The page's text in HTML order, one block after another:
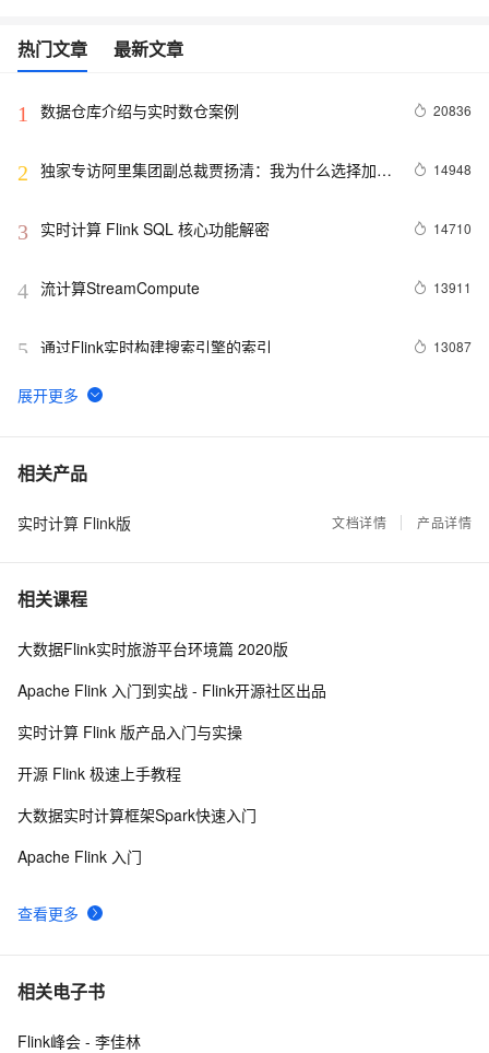
热门文章 最新文章
1 数据仓库介绍与实时数仓案例 20836
2 独家专访阿里集团副总裁贾扬清：我为什么选择加入
14948
3 实时计算 Flink SQL 核心功能解密 14710
4 流计算StreamCompute 13911
5 通过Flink实时构建搜索引擎的索引 13087
6 流计算精品翻译: The Dataflow Model
7 接着！！Apache Flink 全领域干货合集（持续更新）
8 基于实时计算（Flink）打造一个简单的实时推荐系统 8336
9
10广告场景下的实时计算
相关产品
实时计算 Flink版 文档详情 产品详情
相关课程
查看更多
大数据Flink实时旅游平台环境篇 2020版
Apache Flink 入门到实战 - Flink开源社区出品
实时计算 Flink 版产品入门与实操
开源 Flink 极速上手教程
大数据实时计算框架Spark快速入门
Apache Flink 入门
相关电子书
Flink峰会 - 李佳林